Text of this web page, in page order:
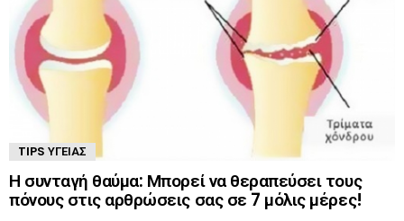
TIPS ΥΓΕΊΑΣ
Η συνταγή θαύμα: Μπορεί να θεραπεύσει τους
πόνους στις αρθρώσεις σας σε 7 μόλις μέρες!